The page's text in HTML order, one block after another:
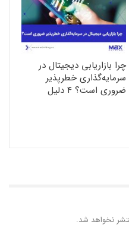
چرا بازاریابی دیجیتال در
سرمایه‌گذاری خطرپذیر
ضروری است؟ ۴ دلیل
نخواهد شد.